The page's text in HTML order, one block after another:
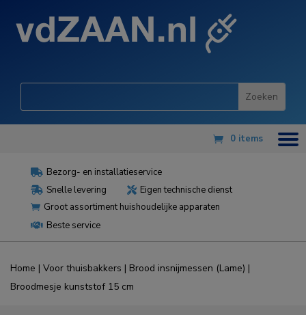
0 items
 Bezorg- en installatieservice
 Snelle levering  Eigen technische dienst
 Groot assortiment huishoudelijke apparaten
 Beste service
Home | Voor thuisbakkers | Brood insnijmessen (Lame) |
Broodmesje kunststof 15 cm